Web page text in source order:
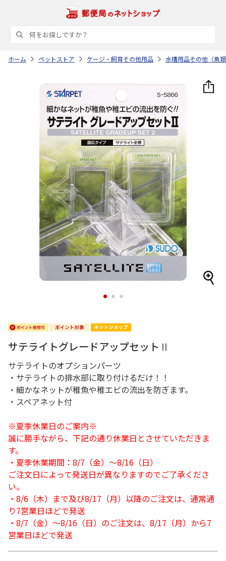
ホーム ペットストア ケージ・飼育その他用品 水槽用品その他（魚
1 2 3
サテライトグレードアップセットⅡ
サテライトのオプションパーツ
・サテライトの排水部に取り付けるだけ！！
・細かなネットが稚魚や稚エビの流出を防ぎます。
・スペアネット付
※夏季休業日のご案内※
誠に勝手ながら、下記の通り休業日とさせていただきま
す。
・夏季休業期間：8/7（金）～8/16（日）
ご注文日によって発送日が異なりますのでご了承くださ
い。
・8/6（木）まで及び8/17（月）以降のご注文は、通常通
り7営業日ほどで発送
・8/7（金）～8/16（日）のご注文は、8/17（月）から7
営業日ほどで発送